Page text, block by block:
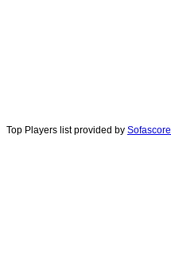
Top Players list provided by Sofascore